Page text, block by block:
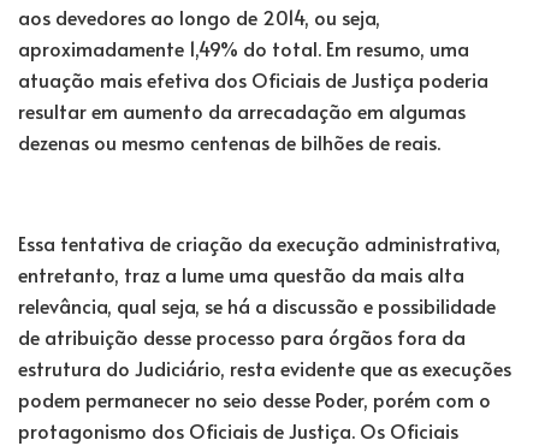
aos devedores ao longo de 2014, ou seja,
aproximadamente 1,49% do total. Em resumo, uma
atuação mais efetiva dos Oficiais de Justiça poderia
resultar em aumento da arrecadação em algumas
dezenas ou mesmo centenas de bilhões de reais.
Essa tentativa de criação da execução administrativa,
entretanto, traz a lume uma questão da mais alta
relevância, qual seja, se há a discussão e possibilidade
de atribuição desse processo para órgãos fora da
estrutura do Judiciário, resta evidente que as execuções
podem permanecer no seio desse Poder, porém com o
protagonismo dos Oficiais de Justiça. Os Oficiais